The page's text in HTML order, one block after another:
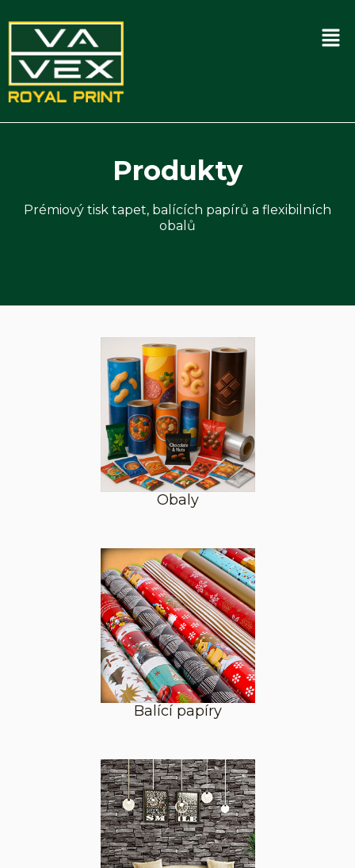
Produkty
Prémiový tisk tapet, balících papírů a flexibilních
obalů
Obaly
Balící papíry